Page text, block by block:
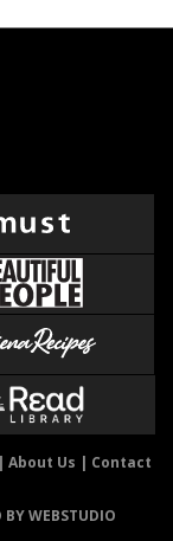
About Us | Contact
BY WEBSTUDIO